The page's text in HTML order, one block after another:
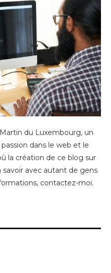
du Luxembourg, un
dans le web et le
la création de ce blog sur
avec autant de gens
contactez-moi.